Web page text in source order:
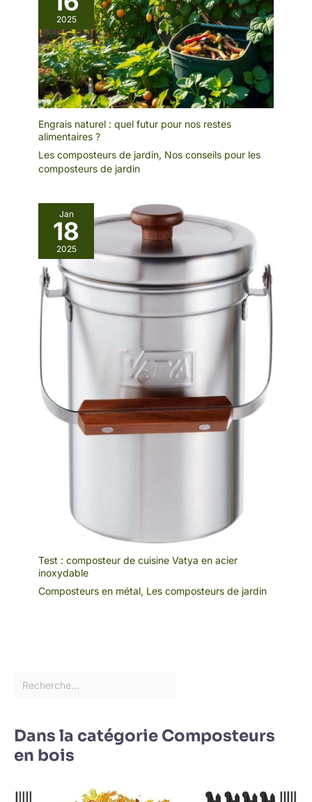
2025
Engrais naturel : quel futur pour nos restes
alimentaires ?
Les composteurs de jardin, Nos conseils pour les
composteurs de jardin
Jan
18
2025
Test : composteur de cuisine Vatya en acier
inoxydable
Composteurs en métal, Les composteurs de jardin
Dans la catégorie Composteurs
en bois